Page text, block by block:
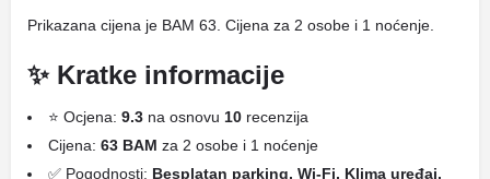
Prikazana cijena je BAM 63. Cijena za 2 osobe i 1 noćenje.
✨ Kratke informacije
⭐ Ocjena: 9.3 na osnovu 10 recenzija
Cijena: 63 BAM za 2 osobe i 1 noćenje
✅ Pogodnosti: Besplatan parking, Wi-Fi, Klima uređaj,